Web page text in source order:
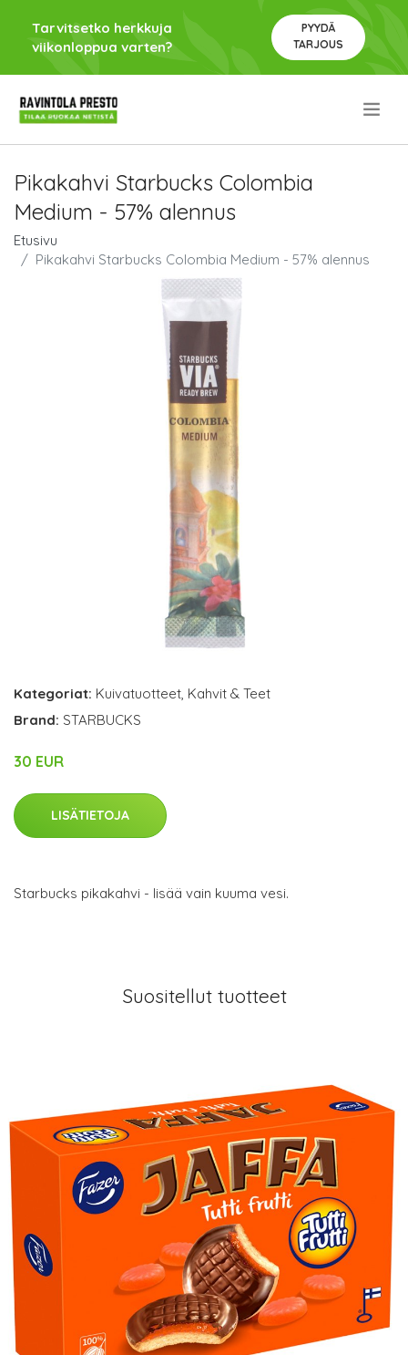
Tarvitsetko herkkuja
viikonloppua varten?
PYYDÄ
TARJOUS
Pikakahvi Starbucks Colombia
Medium - 57% alennus
Etusivu
Pikakahvi Starbucks Colombia Medium - 57% alennus
Kategoriat: Kuivatuotteet, Kahvit & Teet
Brand: STARBUCKS
30 EUR
LISÄTIETOJA
Starbucks pikakahvi - lisää vain kuuma vesi.
Suositellut tuotteet